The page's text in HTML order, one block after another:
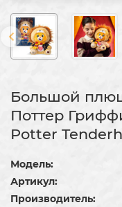
Большой
Поттер
Potter
Модель:
Артикул:
Производитель: